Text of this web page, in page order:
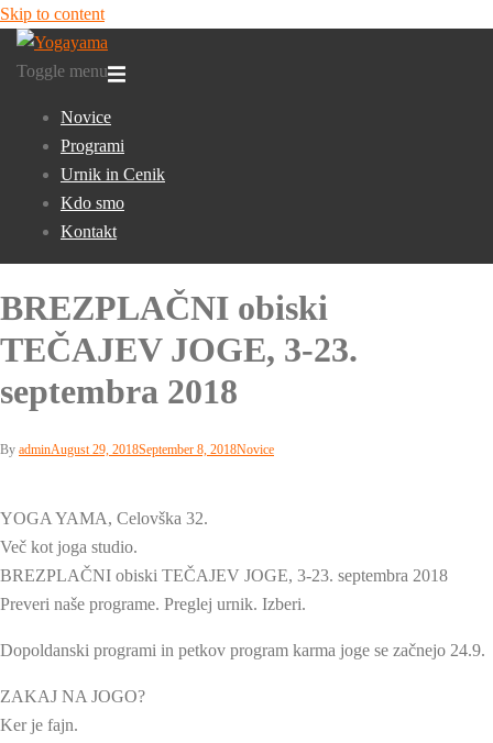
Skip to content
Toggle menu
Novice
Programi
Urnik in Cenik
Kdo smo
Kontakt
BREZPLAČNI obiski
TEČAJEV JOGE, 3-23.
septembra 2018
By adminAugust 29, 2018September 8, 2018Novice
YOGA YAMA, Celovška 32.
Več kot joga studio.
BREZPLAČNI obiski TEČAJEV JOGE, 3-23. septembra 2018
Preveri naše programe. Preglej urnik. Izberi.
Dopoldanski programi in petkov program karma joge se začnejo 24.9.
ZAKAJ NA JOGO?
Ker je fajn.